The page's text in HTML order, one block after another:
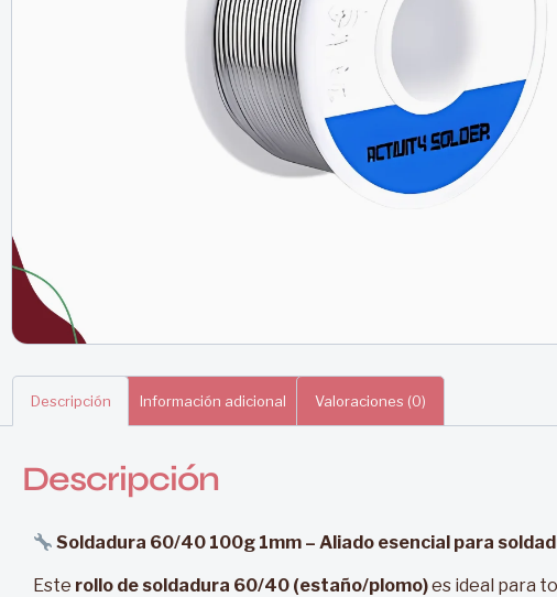
Descripción Información adicional Valoraciones (0)
Descripción
Soldadura 60/40 100g 1mm – Aliado esencial para
Este rollo de soldadura 60/40 (estaño/plomo)es ideal para